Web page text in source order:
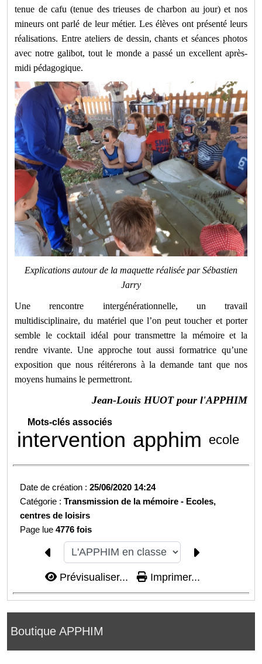
Boutique APPHIM
tenue de cafu (tenue des trieuses de charbon au jour) et nos
mineurs ont parlé de leur métier. Les élèves ont présenté leurs
réalisations. Entre ateliers de dessin, chants et séances photos
avec notre galibot, tout le monde a passé un excellent après-
midi pédagogique.
Explications autour de la maquette réalisée par Sébastien
Jarry
Une rencontre intergénérationnelle, un travail
multidisciplinaire, du matériel que l’on peut toucher et porter
semble le cocktail idéal pour transmettre la mémoire et la
rendre vivante. Une approche tout aussi formatrice qu’une
exposition que nous réitérerons à la demande tant que nos
moyens humains le permettront.
Jean-Louis HUOT pour l'APPHIM
Mots-clés associés
intervention apphim ecole
Date de création :25/06/2020 14:24
Catégorie :Transmission de la mémoire - Ecoles,
centres de loisirs
Page lue4776 fois
Prévisualiser... Imprimer...